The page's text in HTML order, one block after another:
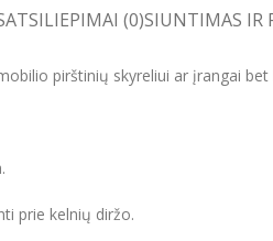
ATSILIEPIMAI (0)SIUNTIMAS IR
pirštinių skyreliui ar įrangai bet
prie kelnių diržo.